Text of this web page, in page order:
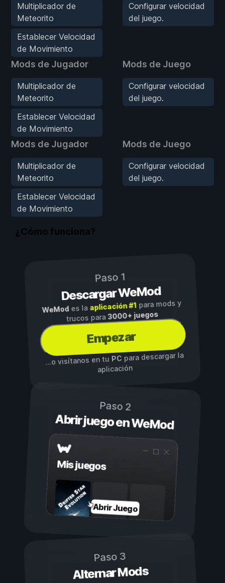
Multiplicador de
Meteorito
Establecer Velocidad
de Movimiento
Configurar velocidad
del juego.
Mods de Jugador
Multiplicador de
Meteorito
Establecer Velocidad
de Movimiento
Mods de Juego
Configurar velocidad
del juego.
Mods de Jugador
Multiplicador de
Meteorito
Establecer Velocidad
de Movimiento
Mods de Juego
Configurar velocidad
del juego.
¿Cómo funciona?
Paso 1
Descargar WeMod
WeMod es la aplicación #1para mods y
trucos para3000+ juegos
Empezar
...o visítanos en tuPCpara descargar la
aplicación
Paso 2
Abrir juego en WeMod
Mis juegos
Abrir Juego
Paso 3
Alternar Mods